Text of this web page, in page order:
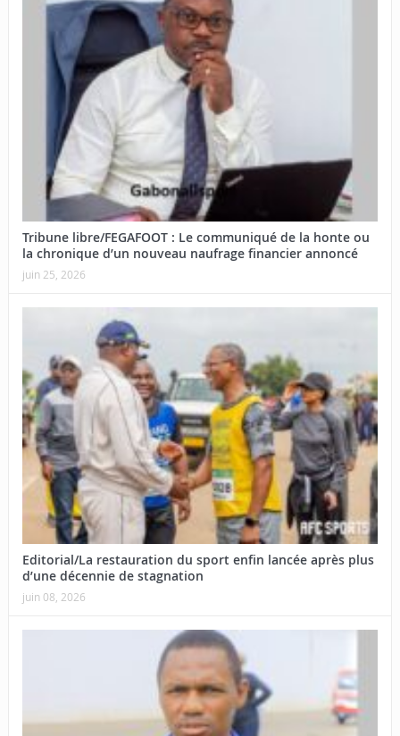
Tribune libre/FEGAFOOT : Le communiqué de la honte ou
la chronique d’un nouveau naufrage financier annoncé
juin 25, 2026
Editorial/La restauration du sport enfin lancée après plus
d’une décennie de stagnation
juin 08, 2026